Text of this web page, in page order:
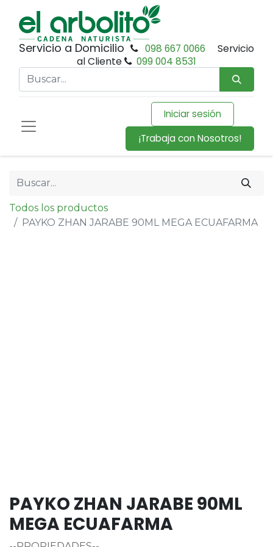
Servicio a Domicilio 098 667 0066
Servicio
al Cliente
099 004 8531
Iniciar sesión
¡Trabaja con Nosotros!
Todos los productos
PAYKO ZHAN JARABE 90ML MEGA ECUAFARMA
PAYKO ZHAN JARABE 90ML
MEGA ECUAFARMA